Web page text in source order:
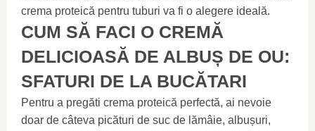
crema proteică pentru tuburi va fi o alegere ideală.
CUM SĂ FACI O CREMĂ
DELICIOASĂ DE ALBUȘ DE OU:
SFATURI DE LA BUCĂTARI
Pentru a pregăti crema proteică perfectă, ai nevoie
doar de câteva picături de suc de lămâie, albușuri,